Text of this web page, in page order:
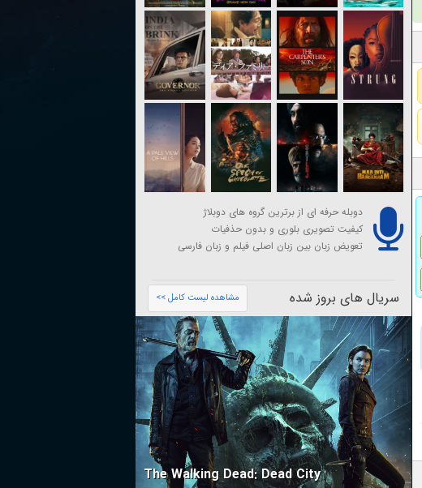
دوبله حرفه ای از برترین گروه های دوبلاژ
کیفیت تصویری بلوری و بدون حذفیات
تعویض زبان بین زبان اصلی فیلم و زبان فارسی
سریال های بروز شده مشاهده لیست کامل >>
The Walking Dead: Dead City